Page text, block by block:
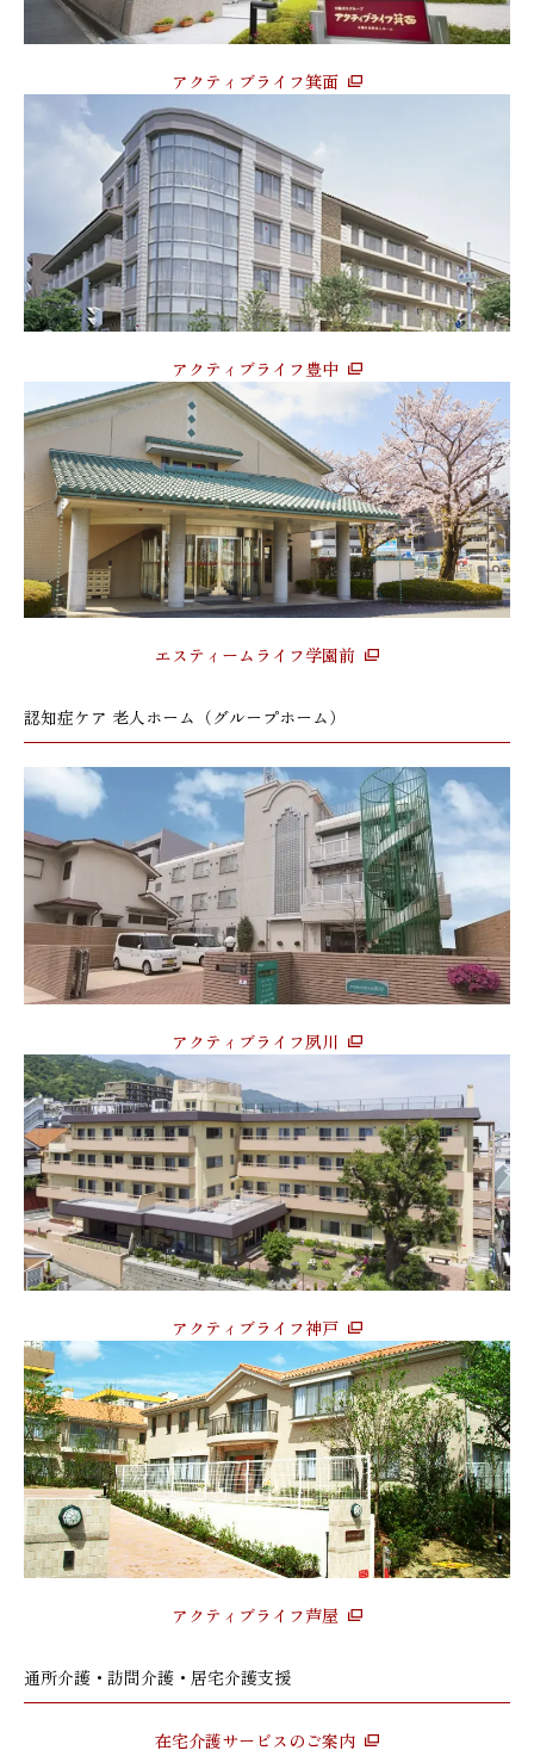
アクティブライフ箕面
アクティブライフ豊中
エスティームライフ学園前
認知症ケア 老人ホーム（グループホーム）
アクティブライフ夙川
アクティブライフ神戸
アクティブライフ芦屋
通所介護・訪問介護・居宅介護支援
在宅介護サービスのご案内